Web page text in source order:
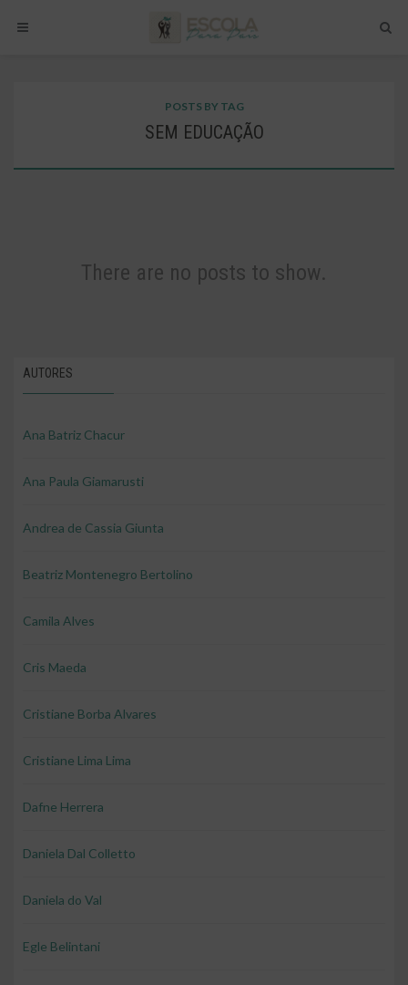
POSTS BY TAG
SEM EDUCAÇÃO
There are no posts to show.
AUTORES
Ana Batriz Chacur
Ana Paula Giamarusti
Andrea de Cassia Giunta
Beatriz Montenegro Bertolino
Camila Alves
Cris Maeda
Cristiane Borba Alvares
Cristiane Lima Lima
Dafne Herrera
Daniela Dal Colletto
Daniela do Val
Egle Belintani